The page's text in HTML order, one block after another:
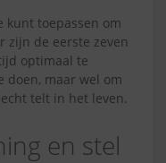
kunt toepassen om
zijn de eerste zeven
optimaal te
doen, maar wel om
telt in het leven.
en stel